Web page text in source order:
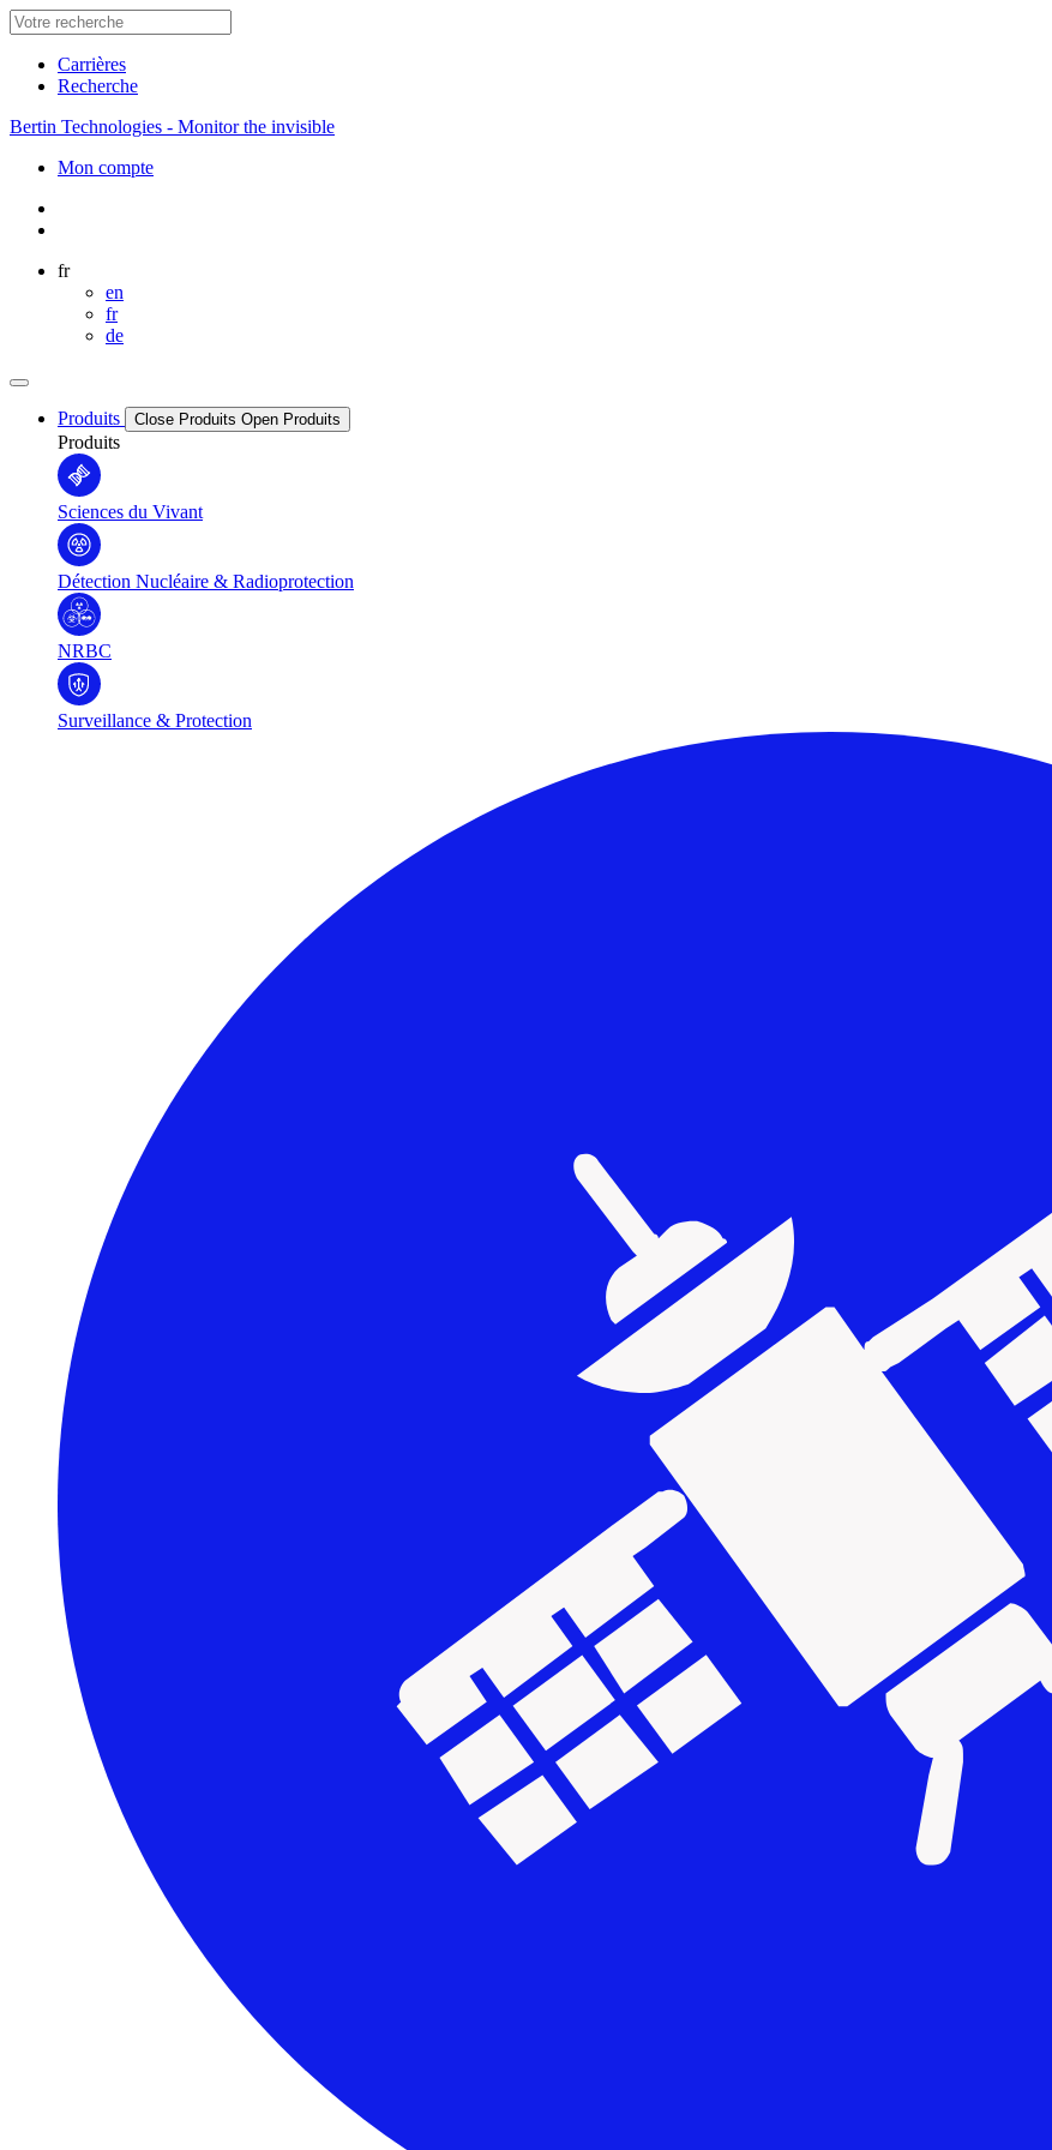
Carrières
Recherche
Bertin Technologies - Monitor the invisible
Mon compte
fr
en
fr
de
Produits Close Produits Open Produits
Produits
Sciences du Vivant
Détection Nucléaire & Radioprotection
NRBC
Surveillance & Protection